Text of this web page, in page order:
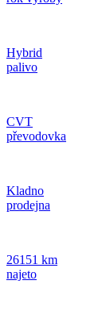
Hybrid
palivo
CVT
převodovka
Kladno
prodejna
26151 km
najeto